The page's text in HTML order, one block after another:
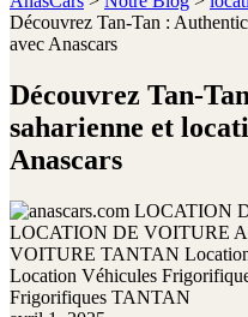
Découvrez Tan-Tan :
avec Anascars
Découvrez Tan-
saharienne et
Anascars